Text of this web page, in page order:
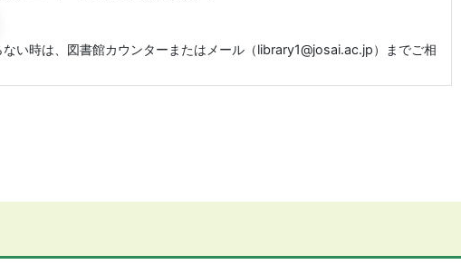
い時は、図書館カウンターまたはメール（library1@josai.ac.jp）までご相